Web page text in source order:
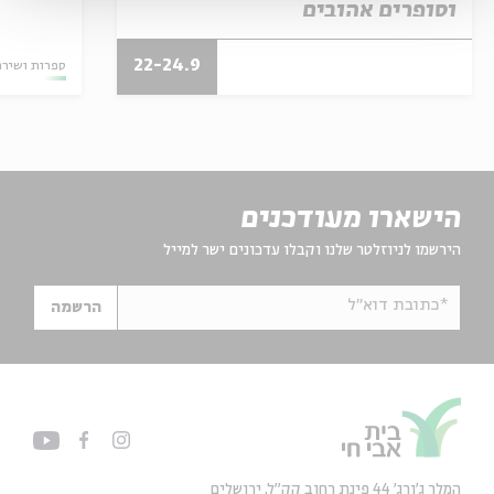
וסופרים אהובים
22-24.9 ספרות
הישארו מעודכנים
הירשמו לניוזלטר שלנו וקבלו עדכונים ישר למייל
*כתובת דוא"ל הרשמה
המלך ג'ורג' 44 פינת רחוב קק״ל, ירושלים